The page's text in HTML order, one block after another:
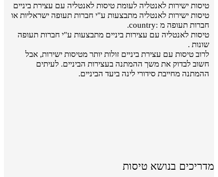
טיסות ישירות לאנטליה לעומת טיסות לאנטליה עם עצירת ביניים
טיסות ישירות לאנטליה מתבצעות ע"י חברות תעופה ישראליות או
חברות תעופה מ :country.
טיסות לאנטליה עם עצירות ביניים מתבצעות ע"י חברות תעופה
שונות .
לרוב טיסות עם עצירת ביניים זולות יותר מטיסות ישירות, אבל
חשוב לבדוק את משך ההמתנה בעצירות הביניים. לעיתים
ההמתנה מחייבת סידורי לינה ביעד הביניים.
מדריכים בנושא טיסות